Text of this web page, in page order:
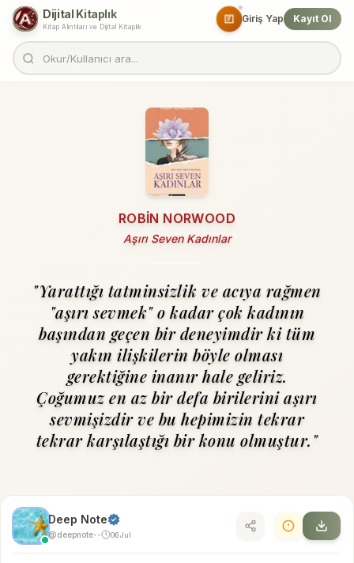
Dijital Kitaplık
Kitap Alıntıları ve Dijital Kitaplık
Giriş Yap Kayıt Ol
ROBIN NORWOOD
Aşırı Seven Kadınlar
"Yarattığı tatminsizlik ve acıya rağmen
"aşırı sevmek" o kadar çok kadının
başından geçen bir deneyimdir ki tüm
yakın ilişkilerin böyle olması
gerektiğine inanır hale geliriz.
Çoğumuz en az bir defa birilerini aşırı
sevmişizdir ve bu hepimizin tekrar
tekrar karşılaştığı bir konu olmuştur."
Deep Note
@deepnote• • 06 Jul